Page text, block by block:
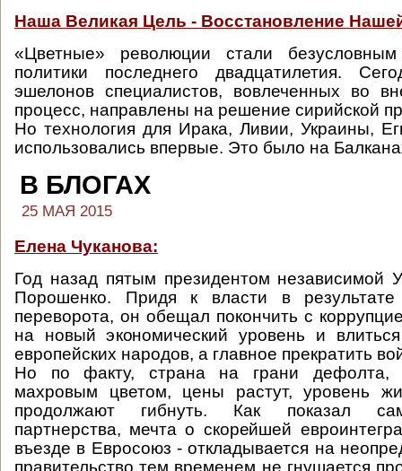
Наша Великая Цель - Восстановление
«Цветные» революции стали
политики последнего двадцатилетия.
эшелонов специалистов, вовлеченных во
процесс, направлены на решение сирийской
Но технология для Ирака, Ливии, Украины,
использовались впервые. Это было на
В БЛОГАХ
25 МАЯ 2015
Елена Чуканова:
Год назад пятым президентом независимой
Порошенко. Придя к власти в результате
переворота, он обещал покончить с
на новый экономический уровень и
европейских народов, а главное прекратить
Но по факту, страна на грани дефолта,
махровым цветом, цены растут, уровень
продолжают гибнуть. Как показал
партнерства, мечта о скорейшей
въезде в Евросоюз - откладывается на
правительство тем временем не гнушается